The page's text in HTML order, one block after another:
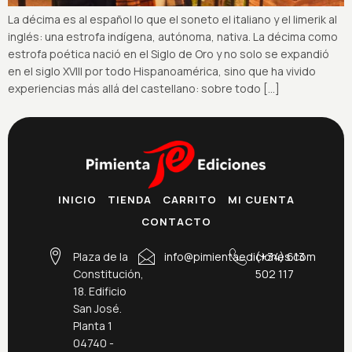
La décima es al español lo que el soneto el italiano y el limerik al
inglés: una estrofa indígena, autónoma, nativa. La décima como
estrofa poética nació en el Siglo de Oro y no solo se expandió
en el siglo XVIII por todo Hispanoamérica, sino que ha vivido
experiencias más allá del castellano: sobre todo […]
INICIO TIENDA CARRITO
MI CUENTA
CONTACTO
Plaza de la
Constitución,
18. Edificio
San José.
Planta 1
04740 -
info@pimientaediciones.com
(+34) 613
502 117